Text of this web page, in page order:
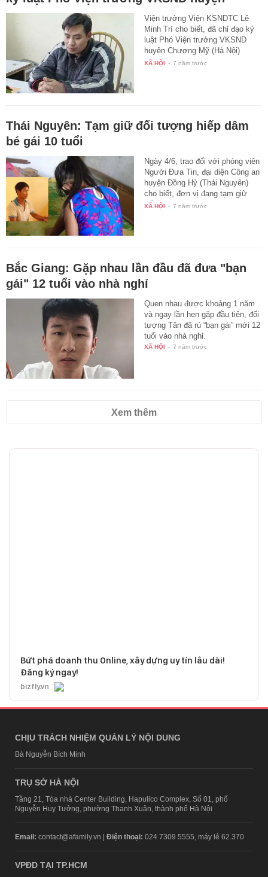
Viện trưởng Viện KSNDTC Lê
Minh Trí cho biết, đã chỉ đạo kỷ
luật Phó Viện trưởng VKSND
huyện Chương Mỹ (Hà Nội)
liên…
XÃ HỘI - 7 năm trước
Thái Nguyên: Tạm giữ đối tượng hiếp dâm
bé gái 10 tuổi
Ngày 4/6, trao đổi với phóng viên
Người Đưa Tin, đại diện Công an
huyện Đồng Hỷ (Thái Nguyên)
cho biết, đơn vị đang tạm giữ
đối…
XÃ HỘI - 7 năm trước
Bắc Giang: Gặp nhau lần đầu đã đưa "bạn
gái" 12 tuổi vào nhà nghỉ
Quen nhau được khoảng 1 năm
và ngay lần hẹn gặp đầu tiên, đối
tượng Tân đã rủ “bạn gái” mới 12
tuổi vào nhà nghỉ.
XÃ HỘI - 7 năm trước
Xem thêm
Bứt phá doanh thu Online, xây dựng uy tín lâu dài!
Đăng ký ngay!
bizfly.vn
CHỊU TRÁCH NHIỆM QUẢN LÝ NỘI DUNG
Bà Nguyễn Bích Minh
TRỤ SỞ HÀ NỘI
Tầng 21, Tòa nhà Center Building, Hapulico Complex, Số 01, phố
Nguyễn Huy Tưởng, phường Thanh Xuân, thành phố Hà Nội
Email: contact@afamily.vn | Điện thoại: 024 7309 5555, máy lẻ 62.370
VPĐD TẠI TP.HCM